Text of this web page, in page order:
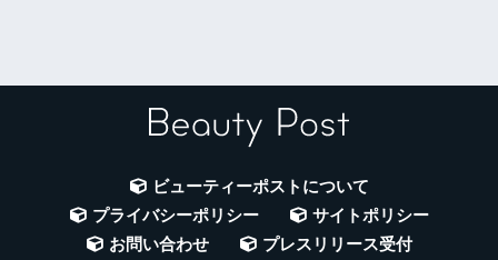
ビューティーポストについて
プライバシーポリシー
サイトポリシー
お問い合わせ
プレスリリース受付